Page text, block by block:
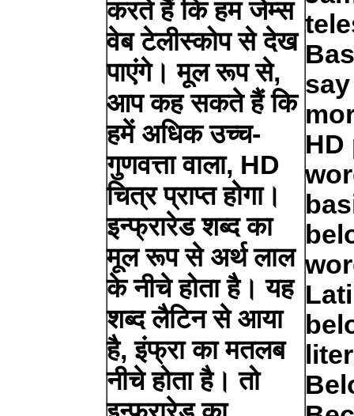
करते हैं कि हम जेम्स
वेब टेलीस्कोप से देख
पाएंगे। मूल रूप से,
आप कह सकते हैं कि
हमें अधिक उच्च-
गुणवत्ता वाला, HD
चित्र प्राप्त होगा।
इन्फ्रारेड शब्द का
मूल रूप से अर्थ लाल
के नीचे होता है। यह
शब्द लैटिन से आया
है, इंफ्रा का मतलब
नीचे होता है। तो
HD